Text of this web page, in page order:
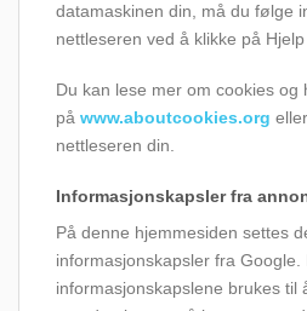
datamaskinen din, må du følge
nettleseren ved å klikke på Hjelp
Du kan lese mer om cookies og
på www.aboutcookies.org
nettleseren din.
Informasjonskapsler fra
På denne hjemmesiden settes
informasjonskapsler fra Google.
informasjonskapslene brukes til